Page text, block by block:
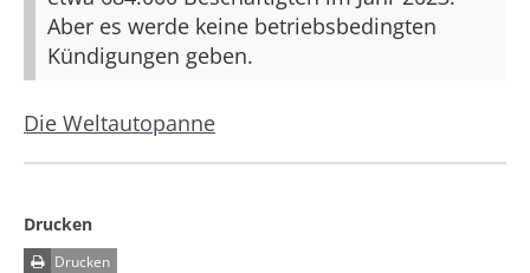
Aber es werde keine betriebsbedingten
Kündigungen geben.
Die Weltautopanne
Drucken
Drucken